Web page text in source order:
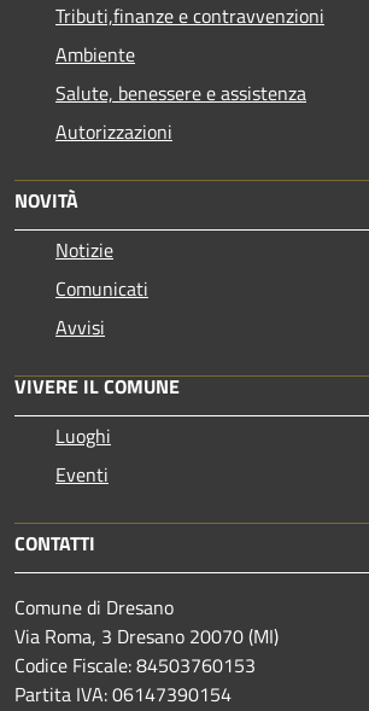
Tributi,finanze e contravvenzioni
Ambiente
Salute, benessere e assistenza
Autorizzazioni
NOVITÀ
Notizie
Comunicati
Avvisi
VIVERE IL COMUNE
Luoghi
Eventi
CONTATTI
Comune di Dresano
Via Roma, 3 Dresano 20070 (MI)
Codice Fiscale: 84503760153
Partita IVA: 06147390154